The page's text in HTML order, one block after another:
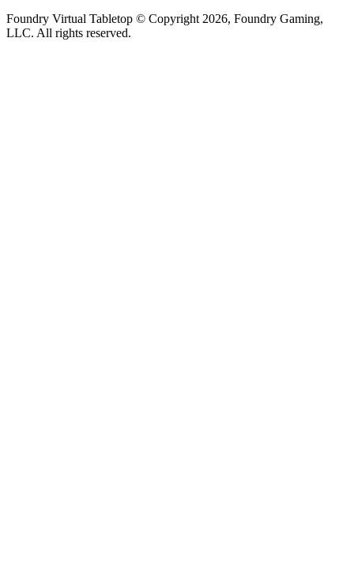
Foundry Virtual Tabletop © Copyright 2026, Foundry Gaming,
LLC. All rights reserved.